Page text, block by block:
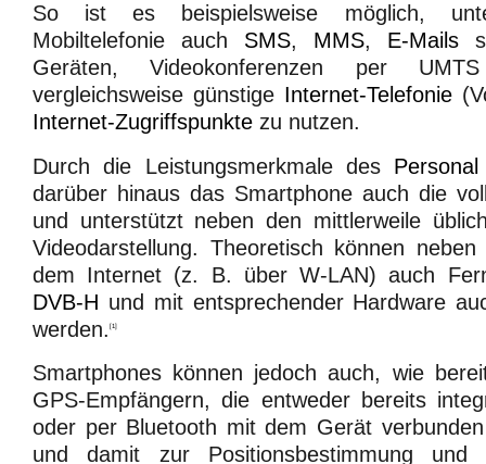
So ist es beispielsweise möglich,
Mobiltelefonie auch SMS, MMS, E-Mails
Geräten, Videokonferenzen per
vergleichsweise günstige Internet-Telefonie
Internet-Zugriffspunkte zu nutzen.
Durch die Leistungsmerkmale des
darüber hinaus das Smartphone auch die
und unterstützt neben den mittlerweile
Videodarstellung. Theoretisch können
dem Internet (z. B. über W-LAN) auch
DVB-H und mit entsprechender Hardware
werden. [1]
Smartphones können jedoch auch, wie
GPS-Empfängern, die entweder bereits
oder per Bluetooth mit dem Gerät
und damit zur Positionsbestimmung